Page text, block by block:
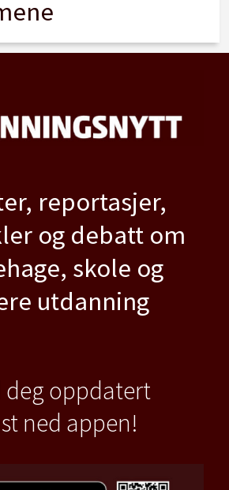
reportasjer,
og debatt om
skole og
utdanning
deg oppdatert
ned appen!